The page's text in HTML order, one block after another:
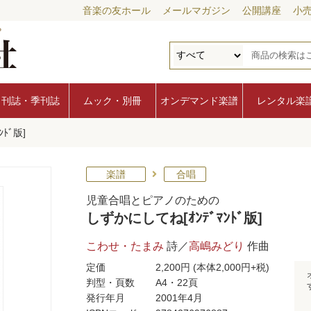
音楽の友ホール メールマガジン 公開講座 小
誌・季刊誌 ムック・別冊 オンデマンド楽譜 レンタル楽
ﾄﾞ版]
楽譜 合唱
児童合唱とピアノのための
しずかにしてね[ｵﾝﾃﾞﾏﾝﾄﾞ版]
こわせ・たまみ 詩／高嶋みどり 作曲
定価 2,200円 (本体2,000円+税)
判型・頁数
A4・22頁
発行年月
2001年4月